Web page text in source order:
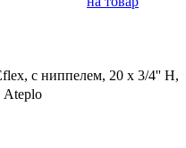
с ниппелем, 20 х 3/4'' Н,
Ateplo